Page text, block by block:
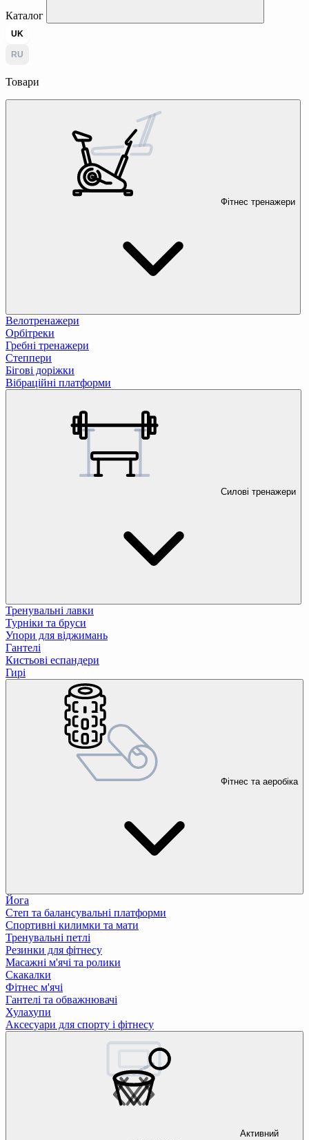
Каталог
UK
RU
Товари
Фітнес тренажери
Велотренажери
Орбітреки
Гребні тренажери
Степпери
Бігові доріжки
Вібраційні платформи
Силові тренажери
Тренувальні лавки
Турніки та бруси
Упори для віджимань
Гантелі
Кистьові еспандери
Гирі
Фітнес та аеробіка
Йога
Степ та балансувальні платформи
Спортивні килимки та мати
Тренувальні петлі
Резинки для фітнесу
Масажні м'ячі та ролики
Скакалки
Фітнес м'ячі
Гантелі та обважнювачі
Хулахупи
Аксесуари для спорту і фітнесу
Активний